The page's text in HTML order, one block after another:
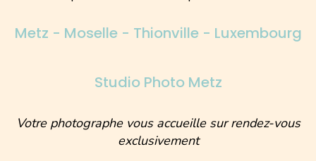
Metz - Moselle - Thionville - Luxembourg
Studio Photo Metz
Votre photographe vous accueille sur rendez-vous
exclusivement